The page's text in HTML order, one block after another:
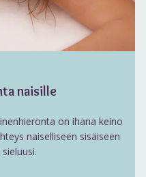
naisille
on ihana keino
naiselliseen sisäiseen